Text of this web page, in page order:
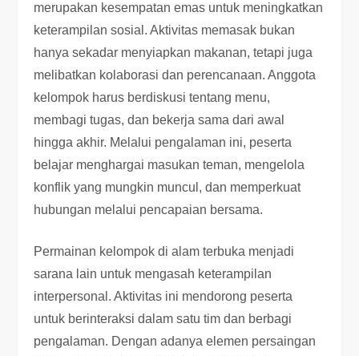
merupakan kesempatan emas untuk meningkatkan
keterampilan sosial. Aktivitas memasak bukan
hanya sekadar menyiapkan makanan, tetapi juga
melibatkan kolaborasi dan perencanaan. Anggota
kelompok harus berdiskusi tentang menu,
membagi tugas, dan bekerja sama dari awal
hingga akhir. Melalui pengalaman ini, peserta
belajar menghargai masukan teman, mengelola
konflik yang mungkin muncul, dan memperkuat
hubungan melalui pencapaian bersama.
Permainan kelompok di alam terbuka menjadi
sarana lain untuk mengasah keterampilan
interpersonal. Aktivitas ini mendorong peserta
untuk berinteraksi dalam satu tim dan berbagi
pengalaman. Dengan adanya elemen persaingan